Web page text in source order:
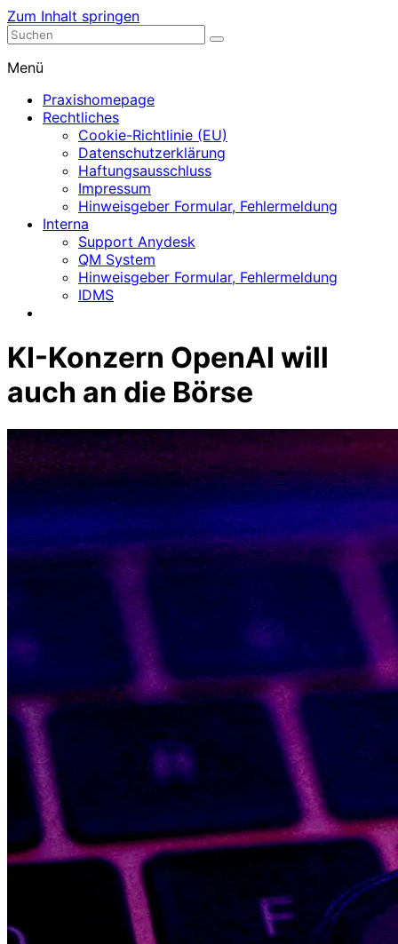
Zum Inhalt springen
Nephrologische Praxis mit Dialyse
Menü
Praxishomepage
Rechtliches
Cookie-Richtlinie (EU)
Datenschutzerklärung
Haftungsausschluss
Impressum
Hinweisgeber Formular, Fehlermeldung
Interna
Support Anydesk
QM System
Hinweisgeber Formular, Fehlermeldung
IDMS
KI-Konzern OpenAI will
auch an die Börse